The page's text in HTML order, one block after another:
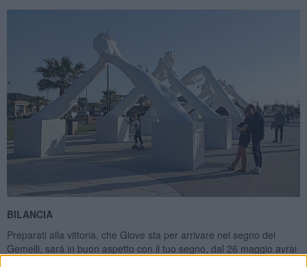
BILANCIA
Preparati alla vittoria, che Giove sta per arrivare nel segno dei
Gemelli, sará in buon aspetto con il tuo segno, dal 26 maggio avrai